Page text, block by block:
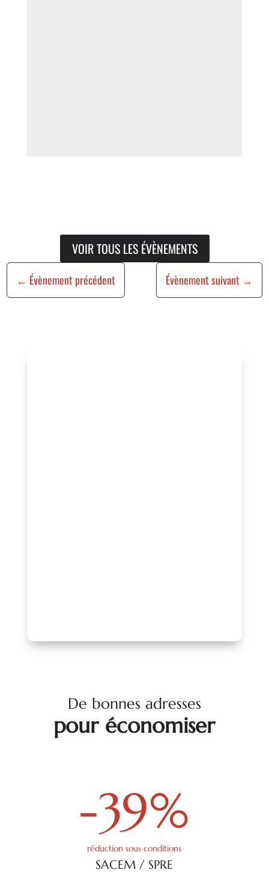
VOIR TOUS LES ÉVÈNEMENTS
← Évènement précédent Évènement suivant →
De bonnes adresses
pour économiser
-39%
réduction sous conditions
SACEM / SPRE